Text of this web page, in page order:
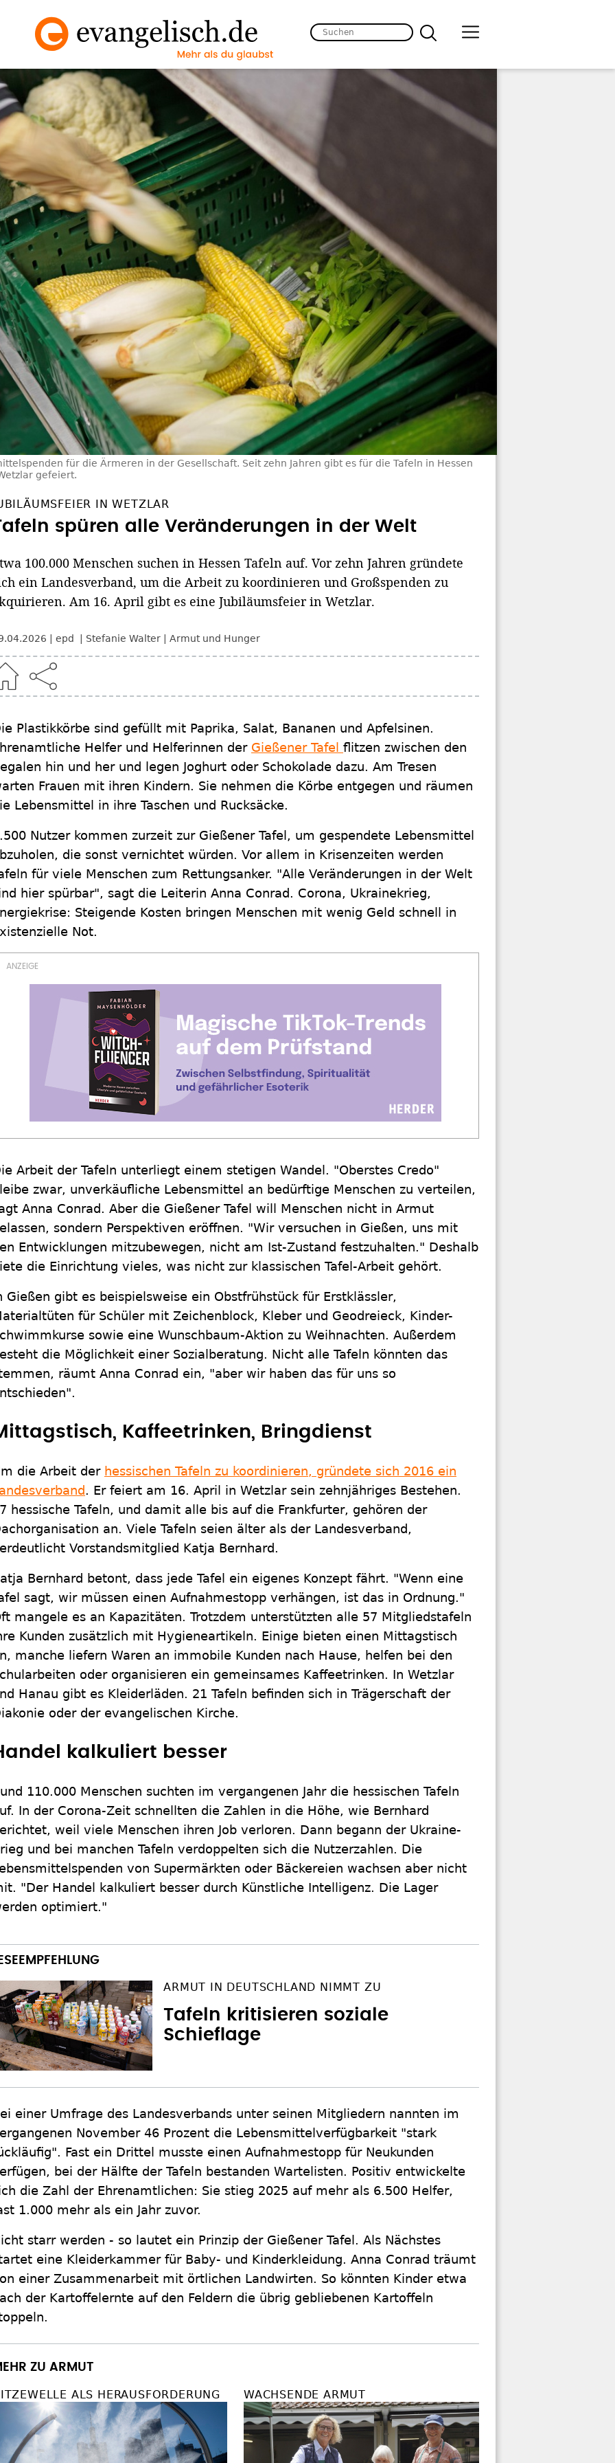
für die Ärmeren in der Gesellschaft. Seit zehn Jahren gibt es für die Tafeln in Hessen
gefeiert.
IN WETZLAR
spüren alle Veränderungen in der Welt
100.000 Menschen suchen in Hessen Tafeln auf. Vor zehn Jahren gründete
ein Landesverband, um die Arbeit zu koordinieren und Großspenden zu
Am 16. April gibt es eine Jubiläumsfeier in Wetzlar.
epd Stefanie Walter Armut und Hunger
Plastikkörbe sind gefüllt mit Paprika, Salat, Bananen und Apfelsinen.
Helfer und Helferinnen der Gießener Tafel flitzen zwischen den
hin und her und legen Joghurt oder Schokolade dazu. Am Tresen
Frauen mit ihren Kindern. Sie nehmen die Körbe entgegen und räumen
Lebensmittel in ihre Taschen und Rucksäcke.
Nutzer kommen zurzeit zur Gießener Tafel, um gespendete Lebensmittel
die sonst vernichtet würden. Vor allem in Krisenzeiten werden
für viele Menschen zum Rettungsanker. "Alle Veränderungen in der Welt
hier spürbar", sagt die Leiterin Anna Conrad. Corona, Ukrainekrieg,
Steigende Kosten bringen Menschen mit wenig Geld schnell in
Not.
Arbeit der Tafeln unterliegt einem stetigen Wandel. "Oberstes Credo"
zwar, unverkäufliche Lebensmittel an bedürftige Menschen zu verteilen,
Anna Conrad. Aber die Gießener Tafel will Menschen nicht in Armut
sondern Perspektiven eröffnen. "Wir versuchen in Gießen, uns mit
Entwicklungen mitzubewegen, nicht am Ist-Zustand festzuhalten." Deshalb
die Einrichtung vieles, was nicht zur klassischen Tafel-Arbeit gehört.
Gießen gibt es beispielsweise ein Obstfrühstück für Erstklässler,
für Schüler mit Zeichenblock, Kleber und Geodreieck, Kinder-
sowie eine Wunschbaum-Aktion zu Weihnachten. Außerdem
die Möglichkeit einer Sozialberatung. Nicht alle Tafeln könnten das
räumt Anna Conrad ein, "aber wir haben das für uns so
Kaffeetrinken, Bringdienst
die Arbeit der hessischen Tafeln zu koordinieren, gründete sich 2016 ein
. Er feiert am 16. April in Wetzlar sein zehnjähriges Bestehen.
hessische Tafeln, und damit alle bis auf die Frankfurter, gehören der
an. Viele Tafeln seien älter als der Landesverband,
Vorstandsmitglied Katja Bernhard.
Bernhard betont, dass jede Tafel ein eigenes Konzept fährt. "Wenn eine
sagt, wir müssen einen Aufnahmestopp verhängen, ist das in Ordnung."
mangele es an Kapazitäten. Trotzdem unterstützten alle 57 Mitgliedstafeln
Kunden zusätzlich mit Hygieneartikeln. Einige bieten einen Mittagstisch
manche liefern Waren an immobile Kunden nach Hause, helfen bei den
oder organisieren ein gemeinsames Kaffeetrinken. In Wetzlar
Hanau gibt es Kleiderläden. 21 Tafeln befinden sich in Trägerschaft der
oder der evangelischen Kirche.
kalkuliert besser
110.000 Menschen suchten im vergangenen Jahr die hessischen Tafeln
In der Corona-Zeit schnellten die Zahlen in die Höhe, wie Bernhard
weil viele Menschen ihren Job verloren. Dann begann der Ukraine-
und bei manchen Tafeln verdoppelten sich die Nutzerzahlen. Die
von Supermärkten oder Bäckereien wachsen aber nicht
"Der Handel kalkuliert besser durch Künstliche Intelligenz. Die Lager
optimiert."
ARMUT IN DEUTSCHLAND NIMMT ZU
Tafeln kritisieren soziale
Schieflage
einer Umfrage des Landesverbands unter seinen Mitgliedern nannten im
November 46 Prozent die Lebensmittelverfügbarkeit "stark
Fast ein Drittel musste einen Aufnahmestopp für Neukunden
bei der Hälfte der Tafeln bestanden Wartelisten. Positiv entwickelte
die Zahl der Ehrenamtlichen: Sie stieg 2025 auf mehr als 6.500 Helfer,
1.000 mehr als ein Jahr zuvor.
starr werden - so lautet ein Prinzip der Gießener Tafel. Als Nächstes
eine Kleiderkammer für Baby- und Kinderkleidung. Anna Conrad träumt
einer Zusammenarbeit mit örtlichen Landwirten. So könnten Kinder etwa
der Kartoffelernte auf den Feldern die übrig gebliebenen Kartoffeln
ZU ARMUT
ALS HERAUSFORDERUNG WACHSENDE ARMUT